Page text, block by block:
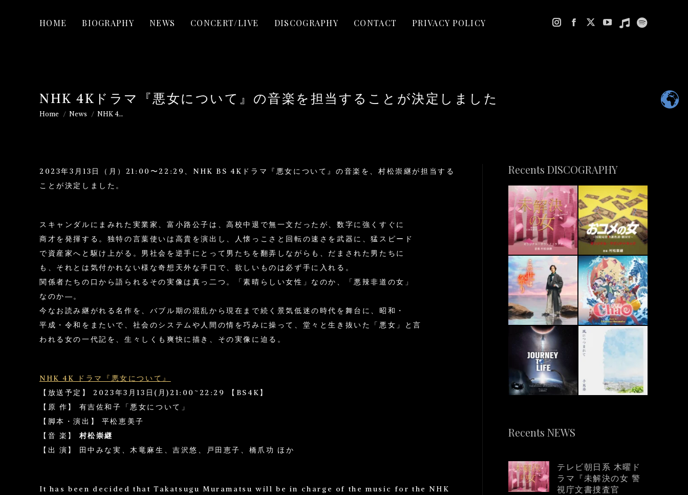
HOME BIOGRAPHY NEWS CONCERT/LIVE DISCOGRAPHY CONTACT PRIVACY POLICY
InstagramFacebook
X
YouTubeMusicSpotify
window
NHK 4Kドラマ『悪女について』の音楽を担当することが決定しました
You are here:
Home News NHK 4…
2023年3月13日（月）21:00〜22:29、NHK BS 4Kドラマ『悪女について』の音楽を、村松崇継が担当する
ことが決定しました。
スキャンダルにまみれた実業家、富小路公子は、高校中退で無一文だったが、数字に強くすぐに
商才を発揮する。独特の言葉使いは高貴を演出し、人懐っこさと回転の速さを武器に、猛スピード
で資産家へと駆け上がる。男社会を逆手にとって男たちを翻弄しながらも、だまされた男たちに
も、それとは気付かれない様な奇想天外な手口で、欲しいものは必ず手に入れる。
関係者たちの口から語られるその実像は真っ二つ。「素晴らしい女性」なのか、「悪辣非道の女」
なのか―。
今なお読み継がれる名作を、バブル期の混乱から現在まで続く景気低迷の時代を舞台に、昭和・
平成・令和をまたいで、社会のシステムや人間の情を巧みに操って、堂々と生き抜いた「悪女」と言
われる女の一代記を、生々しくも爽快に描き、その実像に迫る。
NHK 4K ドラマ『悪女について』
【放送予定】 2023年3月13日(月)21:00~22:29 【BS4K】
【原 作】 有吉佐和子「悪女について」
【脚本・演出】 平松恵美子
【音 楽】 村松崇継
【出 演】 田中みな実、木竜麻生、吉沢悠、戸田恵子、橋爪功 ほか
It has been decided that Takatsugu Muramatsu will be in charge of the music for the NHK
Recents DISCOGRAPHY
Recents NEWS
テレビ朝日系 木曜ド
ラマ『未解決の女 警
視庁文書捜査官